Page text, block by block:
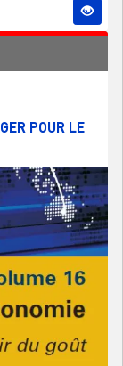
POUR LE